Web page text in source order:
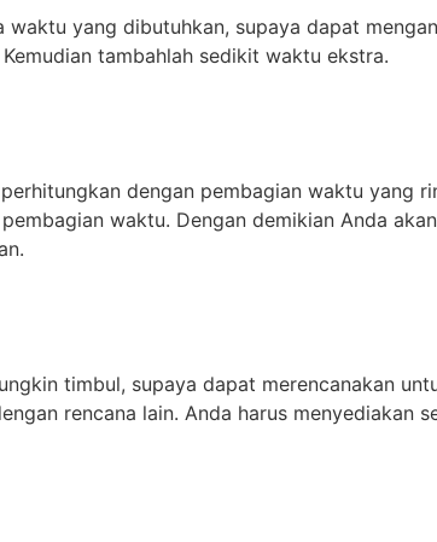
yang dibutuhkan, supaya dapat
tambahlah sedikit waktu ekstra.
dengan pembagian waktu yang
waktu. Dengan demikian Anda
timbul, supaya dapat merencanakan
rencana lain. Anda harus menyediakan